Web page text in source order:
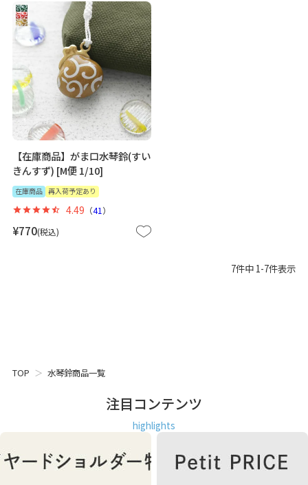
【在庫商品】がま口水琴鈴(すい
きんすず) [M便 1/10]
在庫商品 再入荷予定あり
¥770 税込
4.49 （41 ）
7件中 1-7件表示
TOP 水琴鈴商品一覧
注目コンテンツ
highlights